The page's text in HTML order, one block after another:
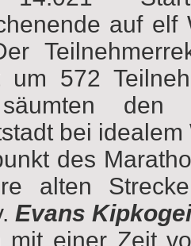
auf
um 572
säumten den
bei idealem
des
alten
Evans
mit einer Zeit